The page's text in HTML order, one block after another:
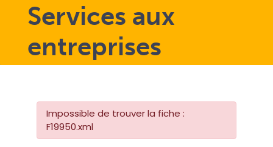
Services aux
entreprises
Impossible de trouver la fiche :
F19950.xml